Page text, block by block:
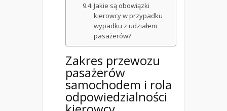
Jakie są obowiązki
kierowcy w przypadku
wypadku z udziałem
pasażerów?
Zakres przewozu
pasażerów
samochodem i rola
odpowiedzialności